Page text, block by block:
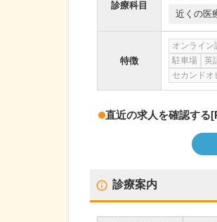
診療科目
近くの医
特徴
オンライン
駐車場
英
セカンドオ
直近の求人を確認する
診療案内